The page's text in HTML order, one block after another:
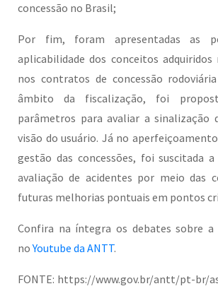
concessão no Brasil;
Por fim, foram apresentadas as
aplicabilidade dos conceitos
nos contratos de concessão
âmbito da fiscalização, foi
parâmetros para avaliar a sinalização
visão do usuário. Já no
gestão das concessões, foi suscitada
avaliação de acidentes por meio das
futuras melhorias pontuais em pontos
Confira na íntegra os debates sobre a
noYoutube da ANTT.
FONTE: https://www.gov.br/antt/pt-br/